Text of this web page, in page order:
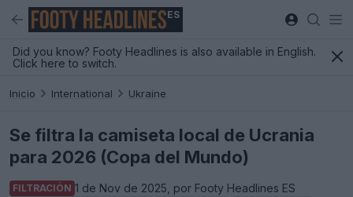
ES
Did you know? Footy Headlines is also available in English.
Click here to switch.
Inicio International Ukraine
Se filtra la camiseta local de Ucrania
para 2026 (Copa del Mundo)
FILTRACIÓN 1 de Nov de 2025, por Footy Headlines ES